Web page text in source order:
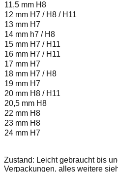
11,5 mm H8
12 mm H7 / H8 / H11
13 mm H7
14 mm h7 / H8
15 mm H7 / H11
16 mm H7 / H11
17 mm H7
18 mm H7 / H8
19 mm H7
20 mm H8 / H11
20,5 mm H8
22 mm H8
23 mm H8
24 mm H7
Zustand: Leicht gebraucht bis
Verpackungen, alles weitere